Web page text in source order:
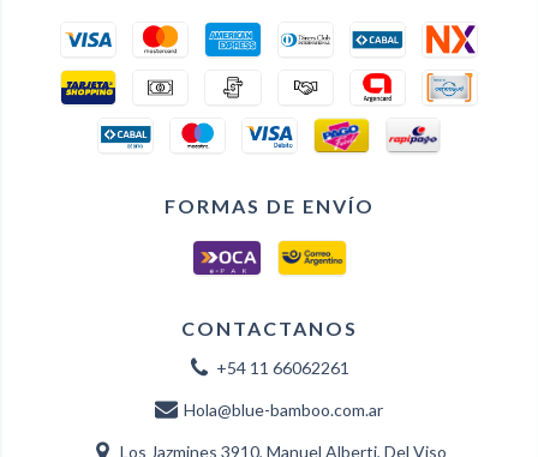
FORMAS DE ENVÍO
CONTACTANOS
+54 11 66062261
Hola@blue-bamboo.com.ar
Los Jazmines 3910, Manuel Alberti, Del Viso